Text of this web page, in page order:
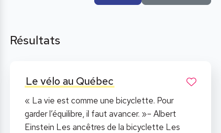
Résultats
Le vélo au Québec
« La vie est comme une bicyclette. Pour
garder l’équilibre, il faut avancer. »– Albert
Einstein Les ancêtres de la bicyclette Les